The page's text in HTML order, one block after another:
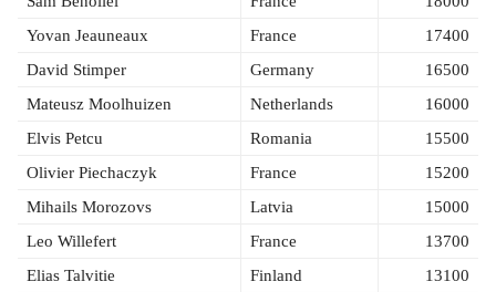
Yovan Jeauneaux
France
17400
David Stimper
Germany
16500
Mateusz Moolhuizen
Netherlands
16000
Elvis Petcu
Romania
15500
Olivier Piechaczyk
France
15200
Mihails Morozovs
Latvia
15000
Leo Willefert
France
13700
Elias Talvitie
Finland
13100